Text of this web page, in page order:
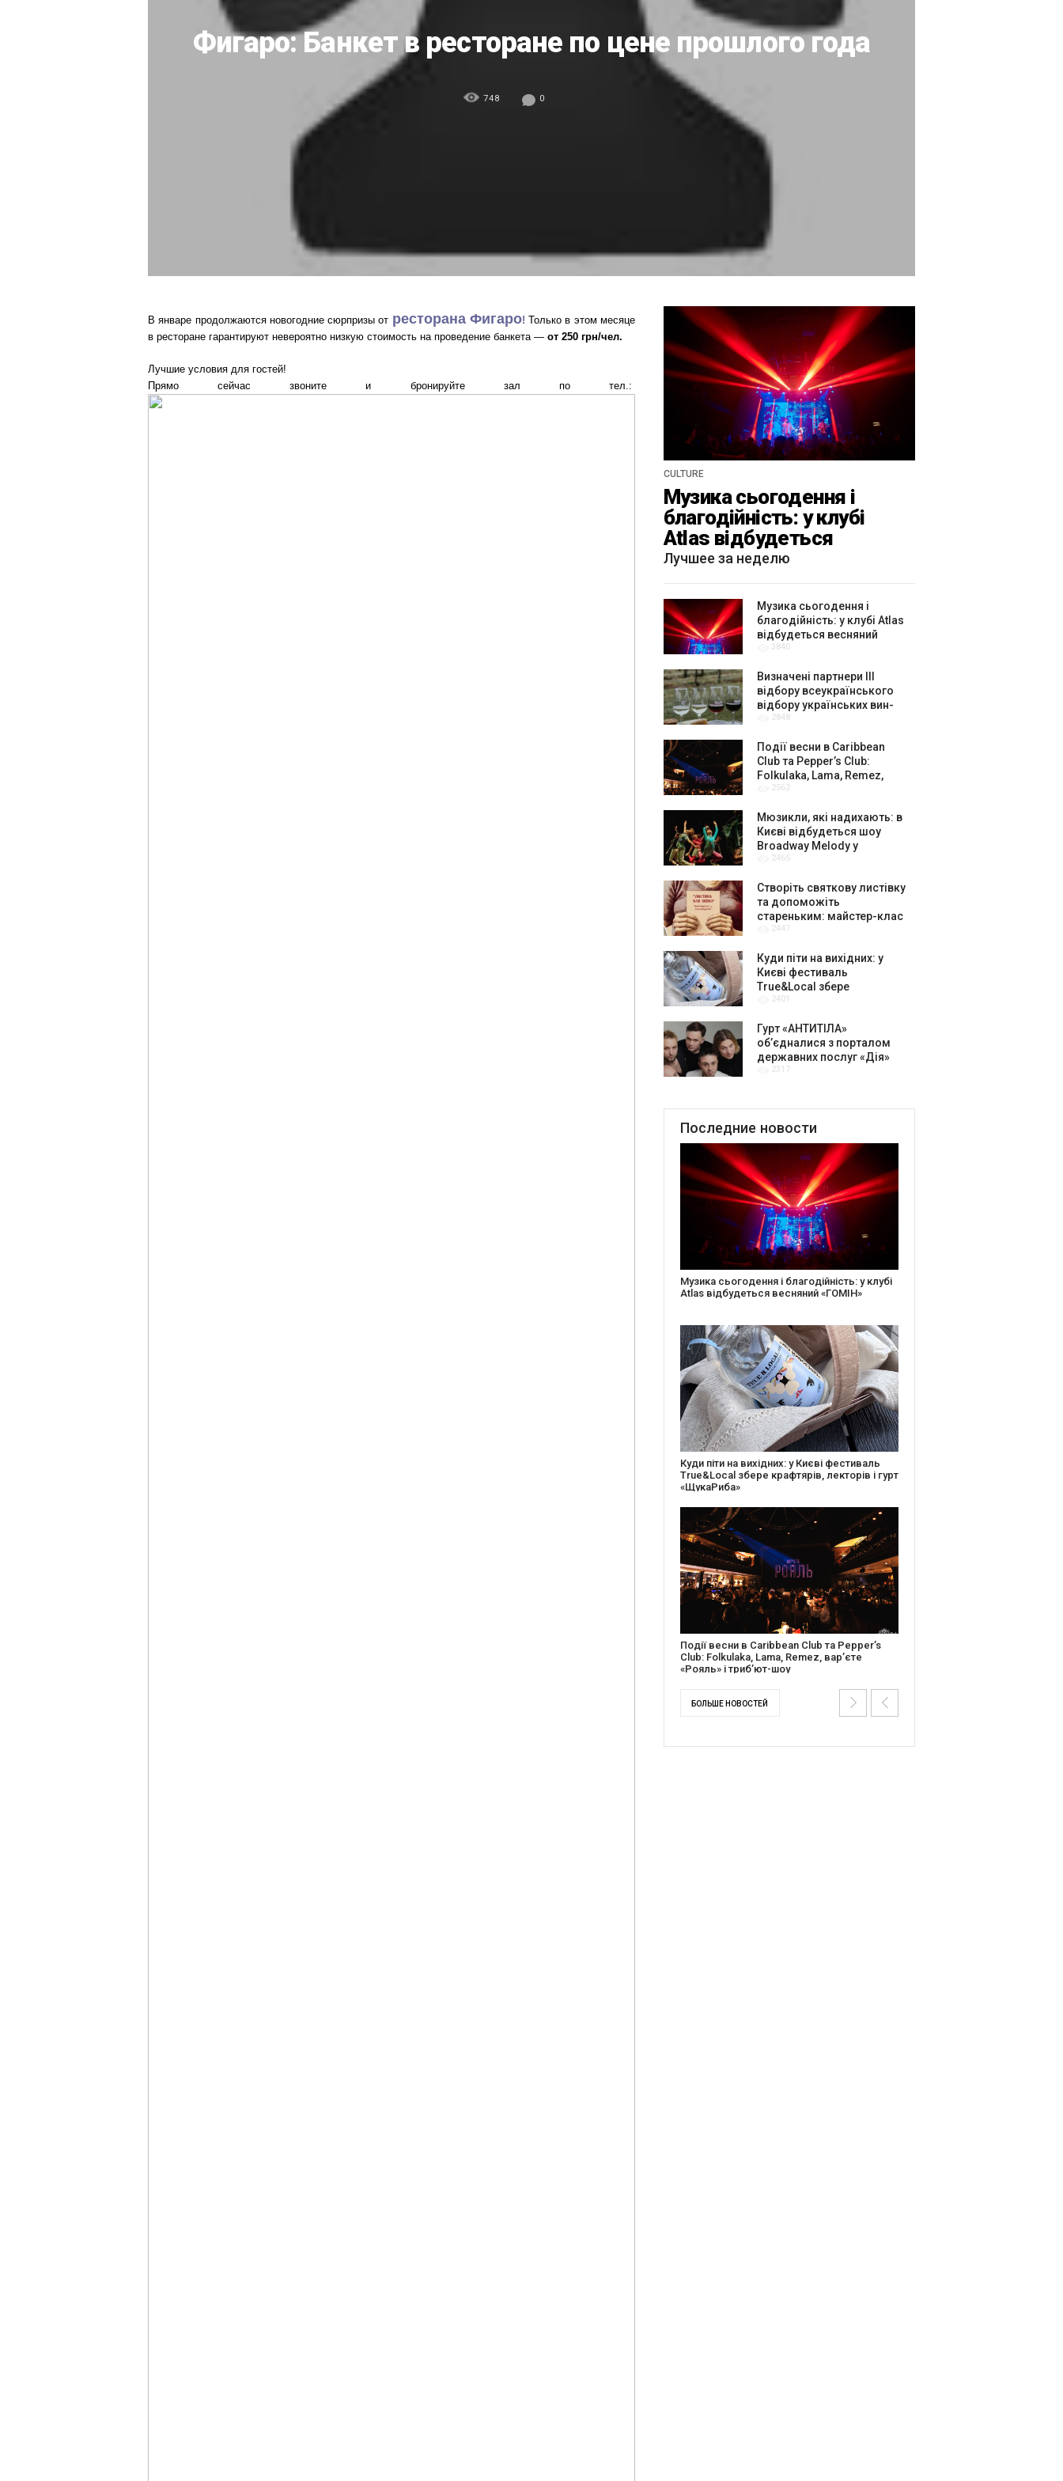
Фигаро: Банкет в ресторане по цене прошлого года
748 0
В январе продолжаются новогодние сюрпризы от ресторана Фигаро! Только в этом месяце
в ресторане гарантируют невероятно низкую стоимость на проведение банкета — от 250 грн/чел.
Лучшие условия для гостей!
Прямо сейчас звоните и бронируйте зал по тел.:
CULTURE
Музика сьогодення і
благодійність: у клубі
Atlas відбудеться
весняний «ГОМІН»
Лучшее за неделю
Музика сьогодення і
благодійність: у клубі Atlas
відбудеться весняний
«ГОМІН»
3840
Визначені партнери ІІІ
відбору всеукраїнського
відбору українських вин-
амбасадорів
2848
Події весни в Caribbean
Club та Pepper’s Club:
Folkulaka, Lama, Remez,
вар’єте «Рояль» і триб’ют-
2562
Мюзикли, які надихають: в
Києві відбудеться шоу
Broadway Melody у
виконанні юних артистів
2465
Створіть святкову листівку
та допоможіть
стареньким: майстер-клас
від БФ «Юлині Бабусі» на
2447
Куди піти на вихідних: у
Києві фестиваль
True&Local збере
крафтярів, лекторів і гурт
2401
Гурт «АНТИТІЛА»
обʼєдналися з порталом
державних послуг «Дія»
для привітання молодят
2317
Последние новости
Створіть святкову листівку та допоможіть
стареньким: майстер-клас від БФ «Юлині
27 років музичної історії: Caribbean Club
відсвяткує День Народження серією
благодійних подій
Документальний фільм “Будинок “Слово”
англійською покажуть в країнах Європи,
Канаді та США
БОЛЬШЕ НОВОСТЕЙ